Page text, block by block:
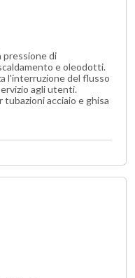
di
e oleodotti.
l'interruzione del flusso
agli utenti.
tubazioni acciaio e ghisa